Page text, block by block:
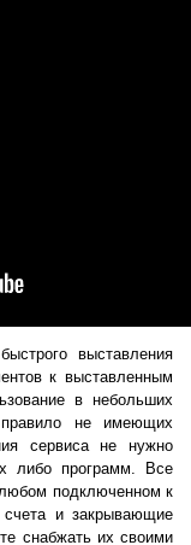
выставления
к выставленным
в небольших
не имеющих
сервиса не нужно
либо программ. Все
подключенном к
счета и закрывающие
снабжать их своими